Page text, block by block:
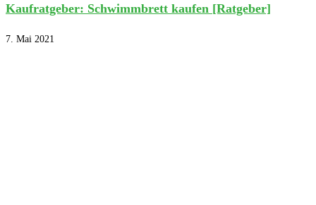
Kaufratgeber: Schwimmbrett kaufen [Ratgeber]
7. Mai 2021